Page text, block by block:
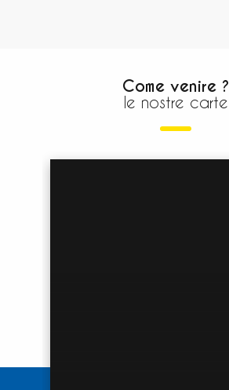
Come venire ?
le nostre carte